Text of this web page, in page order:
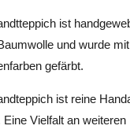
ist
und wurde mit
gefärbt.
ist reine
Eine Vielfalt an weiteren